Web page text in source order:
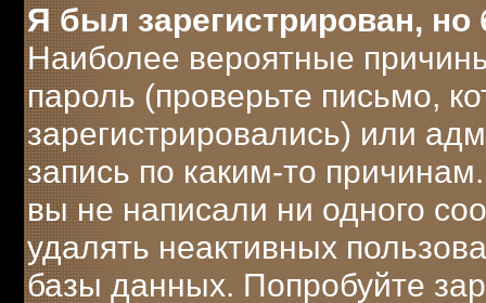
Я был зарегистрирован,
Наиболее вероятные
пароль (проверьте письмо,
зарегистрировались) или
запись по каким-то
вы не написали ни одного
удалять неактивных
базы данных. Попробуйте